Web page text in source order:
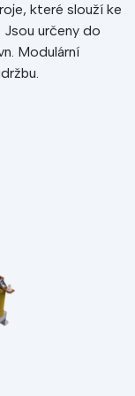
které slouží ke
určeny do
Modulární